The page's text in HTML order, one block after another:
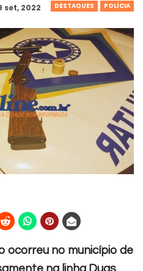
DESTAQUES POLÍCIA
set, 2022
ocorreu no município de
na linha Duas